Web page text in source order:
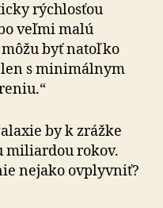
rýchlosťou
veľmi malú
byť natoľko
s minimálnym
by k zrážke
miliardou rokov.
nejako ovplyvniť?